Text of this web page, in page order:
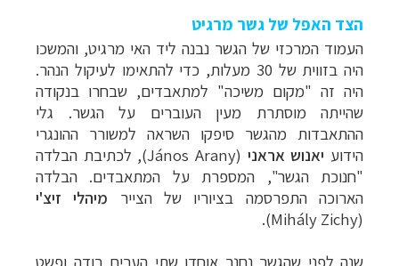
הצד האפל של גשר מרגיט
העמוד המרכזי של הגשר נבנה ליד האי מרגיט, והמשכו
היה בזווית של 30 מעלות, כדי להתאימו לעיקול הנהר.
היה זה "מקום משיכה" למתאבדים, שבחרו בנקודה
שהייתה מוסתרת מעין העוברים על הגשר. גלי
ההתאבדות מהגשר סיפקו השראה למשורר ההונגרי
הידוע יאנוש אראני (
János Arany), לכתיבת הבלדה
"חנוכת הגשר", המספרת על המתאבדים. הבלדה
הארוכה התפרסמה בציוריו של הצייר מיהלי זיצ'י
(
Mihály Zichy
).
שנה לפני שהגשר נחנך אוחדו שתי הערים בודה ופשט